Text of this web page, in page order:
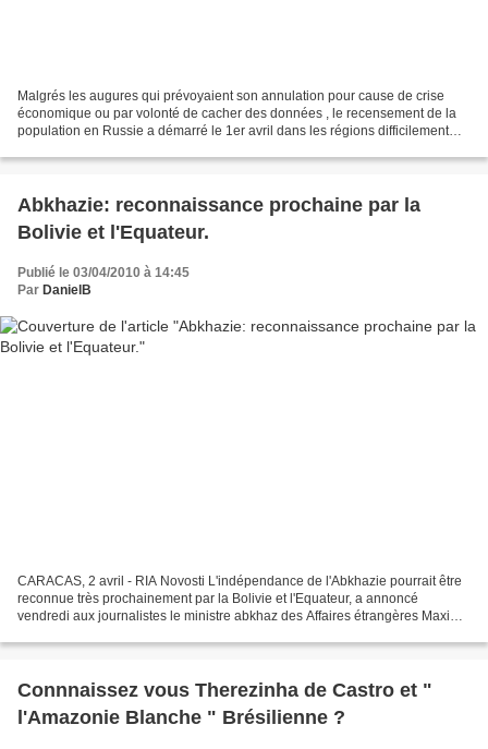
Malgrés les augures qui prévoyaient son annulation pour cause de crise
économique ou par volonté de cacher des données , le recensement de la
population en Russie a démarré le 1er avril dans les régions difficilement
Abkhazie: reconnaissance prochaine par la
Bolivie et l'Equateur.
Publié le 03/04/2010 à 14:45
Par DanielB
CARACAS, 2 avril - RIA Novosti L'indépendance de l'Abkhazie pourrait être
reconnue très prochainement par la Bolivie et l'Equateur, a annoncé
vendredi aux journalistes le ministre abkhaz des Affaires étrangères Maxim
Connnaissez vous Therezinha de Castro et "
l'Amazonie Blanche " Brésilienne ?